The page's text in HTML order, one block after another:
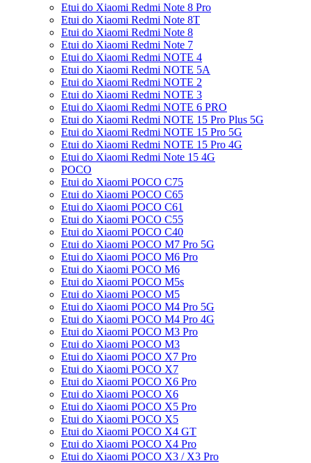
Etui do Xiaomi Redmi Note 8 Pro
Etui do Xiaomi Redmi Note 8T
Etui do Xiaomi Redmi Note 8
Etui do Xiaomi Redmi Note 7
Etui do Xiaomi Redmi NOTE 4
Etui do Xiaomi Redmi NOTE 5A
Etui do Xiaomi Redmi NOTE 2
Etui do Xiaomi Redmi NOTE 3
Etui do Xiaomi Redmi NOTE 6 PRO
Etui do Xiaomi Redmi NOTE 15 Pro Plus 5G
Etui do Xiaomi Redmi NOTE 15 Pro 5G
Etui do Xiaomi Redmi NOTE 15 Pro 4G
Etui do Xiaomi Redmi Note 15 4G
POCO
Etui do Xiaomi POCO C75
Etui do Xiaomi POCO C65
Etui do Xiaomi POCO C61
Etui do Xiaomi POCO C55
Etui do Xiaomi POCO C40
Etui do Xiaomi POCO M7 Pro 5G
Etui do Xiaomi POCO M6 Pro
Etui do Xiaomi POCO M6
Etui do Xiaomi POCO M5s
Etui do Xiaomi POCO M5
Etui do Xiaomi POCO M4 Pro 5G
Etui do Xiaomi POCO M4 Pro 4G
Etui do Xiaomi POCO M3 Pro
Etui do Xiaomi POCO M3
Etui do Xiaomi POCO X7 Pro
Etui do Xiaomi POCO X7
Etui do Xiaomi POCO X6 Pro
Etui do Xiaomi POCO X6
Etui do Xiaomi POCO X5 Pro
Etui do Xiaomi POCO X5
Etui do Xiaomi POCO X4 GT
Etui do Xiaomi POCO X4 Pro
Etui do Xiaomi POCO X3 / X3 Pro